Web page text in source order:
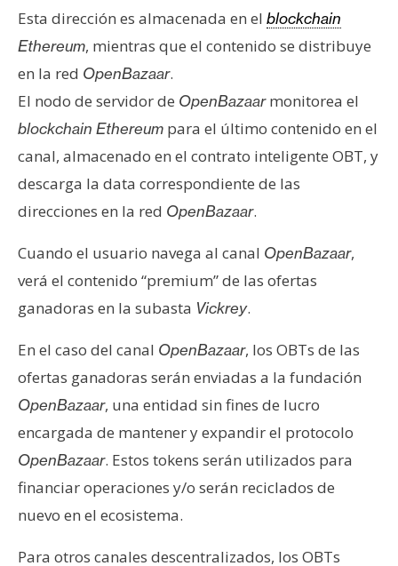
Esta dirección es almacenada en el blockchain
Ethereum, mientras que el contenido se distribuye
en la red OpenBazaar.
El nodo de servidor de OpenBazaarmonitorea el
blockchain Ethereum para el último contenido en el
canal, almacenado en el contrato inteligente OBT, y
descarga la data correspondiente de las
direcciones en la red OpenBazaar.
Cuando el usuario navega al canal OpenBazaar,
verá el contenido “premium” de las ofertas
ganadoras en la subasta Vickrey.
En el caso del canal OpenBazaar, los OBTs de las
ofertas ganadoras serán enviadas a la fundación
OpenBazaar, una entidad sin fines de lucro
encargada de mantener y expandir el protocolo
OpenBazaar. Estos tokens serán utilizados para
financiar operaciones y/o serán reciclados de
nuevo en el ecosistema.
Para otros canales descentralizados, los OBTs